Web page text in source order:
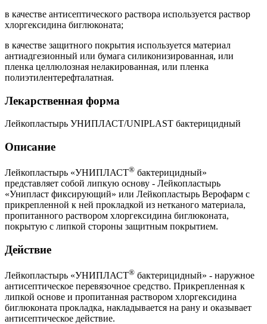
в качестве антисептического раствора используется раствор
хлоргексидина биглюконата;
в качестве защитного покрытия используется материал
антиадгезионный или бумага силиконизированная, или
пленка целлюлозная нелакированная, или пленка
полиэтилентерефталатная.
Лекарственная форма
Лейкопластырь УНИПЛАСТ/UNIPLAST бактерицидный
Описание
Лейкопластырь «УНИПЛАСТ® бактерицидный»
представляет собой липкую основу - Лейкопластырь
«Унипласт фиксирующий» или Лейкопластырь Верофарм с
прикрепленной к ней прокладкой из нетканого материала,
пропитанного раствором хлоргексидина биглюконата,
покрытую с липкой стороны защитным покрытием.
Действие
Лейкопластырь «УНИПЛАСТ® бактерицидный» - наружное
антисептическое перевязочное средство. Прикрепленная к
липкой основе и пропитанная раствором хлоргексидина
биглюконата прокладка, накладывается на рану и оказывает
антисептическое действие.